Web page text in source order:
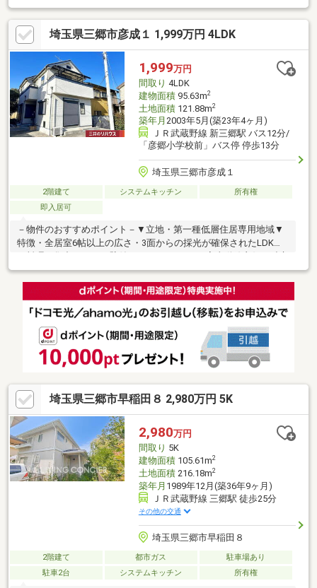
せ、ご自宅や最寄り駅などで送迎可能も可能ですご希望の待ち合
わせ場所をご連絡ください『購入の際の総額の費用を知りたい』
『住宅ローンや資金計画について教えてほしい』『他の物件も見
学したい』という方も、お客様のご都合に合わせてご対応させて
頂きます物件情報や物件写真が豊富の弊社ホームページをご覧く
ださい↓↓↓https://yoshikawaekimae-housedo.com/
埼玉県三郷市彦成１ 1,999万円 4LDK
1,999万円
間取り 4LDK
建物面積95.63m2
土地面積121.88m2
築年月 2003年5月(築23年4ヶ月)
ＪＲ武蔵野線 新三郷駅 バス12分/
「彦郷小学校前」バス停 停歩13分
埼玉県三郷市彦成１
2階建て システムキッチン
所有権
即入居可
－物件のおすすめポイント－▼立地・第一種低層住居専用地域▼
特徴・全居室6帖以上の広さ・3面からの採光が確保されたLDK・
配置の和室は客間としても利用可能・各洋室・和室に収納有、主
寝室は屋根裏収納付・各階にトイレを設置、ゆとりをもって使用
できる設計・南東・南西の2面バルコニー仕様・カースペース2台
分有(車種による)・即引き渡し可能(残金精算後)▼周辺環境・ミニ
す ━━━━━・・・物件の詳細・ご相談はお気軽にお問い合わせ
ください。
埼玉県三郷市早稲田８ 2,980万円 5K
2,980万円
間取り 5K
建物面積105.61m2
土地面積216.18m2
築年月 1989年12月(築36年9ヶ月)
ＪＲ武蔵野線 三郷駅 徒歩25分
その他の交通
埼玉県三郷市早稲田８
2階建て 都市ガス
駐車場あり
駐車2台
システムキッチン 所有権